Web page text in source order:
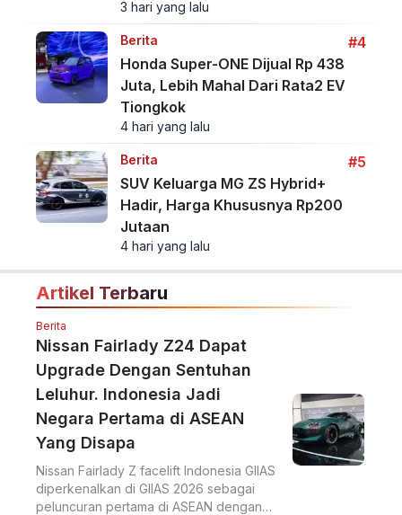
3 hari yang lalu
Berita
#4
Honda Super-ONE Dijual Rp 438
Juta, Lebih Mahal Dari Rata2 EV
Tiongkok
4 hari yang lalu
Berita
#5
SUV Keluarga MG ZS Hybrid+
Hadir, Harga Khususnya Rp200
Jutaan
4 hari yang lalu
Artikel Terbaru
Berita
Nissan Fairlady Z24 Dapat
Upgrade Dengan Sentuhan
Leluhur. Indonesia Jadi
Negara Pertama di ASEAN
Yang Disapa
Nissan Fairlady Z facelift Indonesia GIIAS
diperkenalkan di GIIAS 2026 sebagai
peluncuran pertama di ASEAN dengan